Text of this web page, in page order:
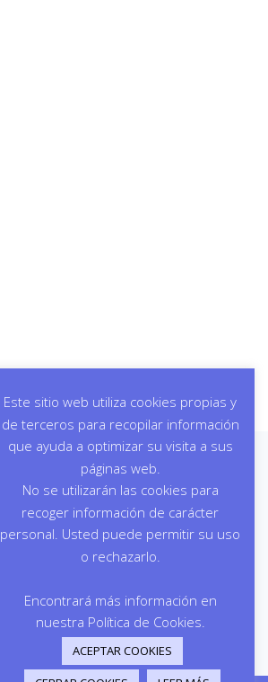
Este sitio web utiliza cookies propias y
de terceros para recopilar información
que ayuda a optimizar su visita a sus
páginas web.
No se utilizarán las cookies para
recoger información de carácter
personal. Usted puede permitir su uso
o rechazarlo.
Encontrará más información en
nuestra Política de Cookies.
ACEPTAR COOKIES